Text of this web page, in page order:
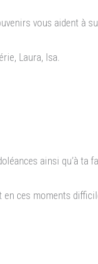
vous aident à
Laura, Isa.
ainsi qu’à ta
en ces moments